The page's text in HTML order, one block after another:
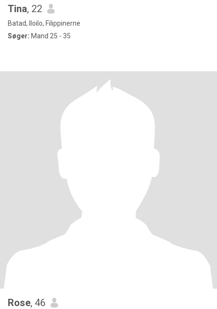
Tina, 22
Batad, Iloilo, Filippinerne
Søger: Mand 25 - 35
Rose, 46